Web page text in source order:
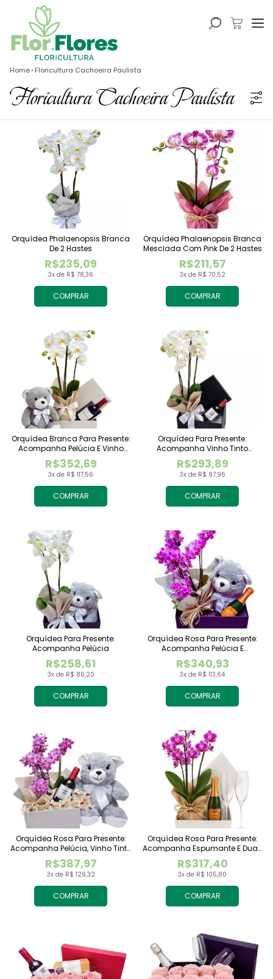
Home Floricultura Cachoeira Paulista
Floricultura Cachoeira Paulista
COMPRAR
3x de R$ 78,36
R$235,09
Orquídea Phalaenopsis Branca
De 2 Hastes
COMPRAR
3x de R$ 70,52
R$211,57
Orquídea Phalaenopsis Branca
Mesclada Com Pink De 2 Hastes
COMPRAR
3x de R$ 117,56
R$352,69
Orquídea Branca Para Presente:
Acompanha Pelúcia E Vinho
Tinto Importado
COMPRAR
3x de R$ 97,96
R$293,89
Orquídea Para Presente:
Acompanha Vinho Tinto
Importado
COMPRAR
3x de R$ 86,20
R$258,61
Orquídea Para Presente:
Acompanha Pelúcia
COMPRAR
3x de R$ 113,64
R$340,93
Orquídea Rosa Para Presente:
Acompanha Pelúcia E
Espumante
COMPRAR
3x de R$ 129,32
R$387,97
Orquídea Rosa Para Presente:
Acompanha Pelúcia, Vinho Tinto
Importado E Chocolate
Raffaello
COMPRAR
3x de R$ 105,80
R$317,40
Orquídea Rosa Para Presente:
Acompanha Espumante E Duas
Taças